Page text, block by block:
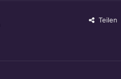
Teilen